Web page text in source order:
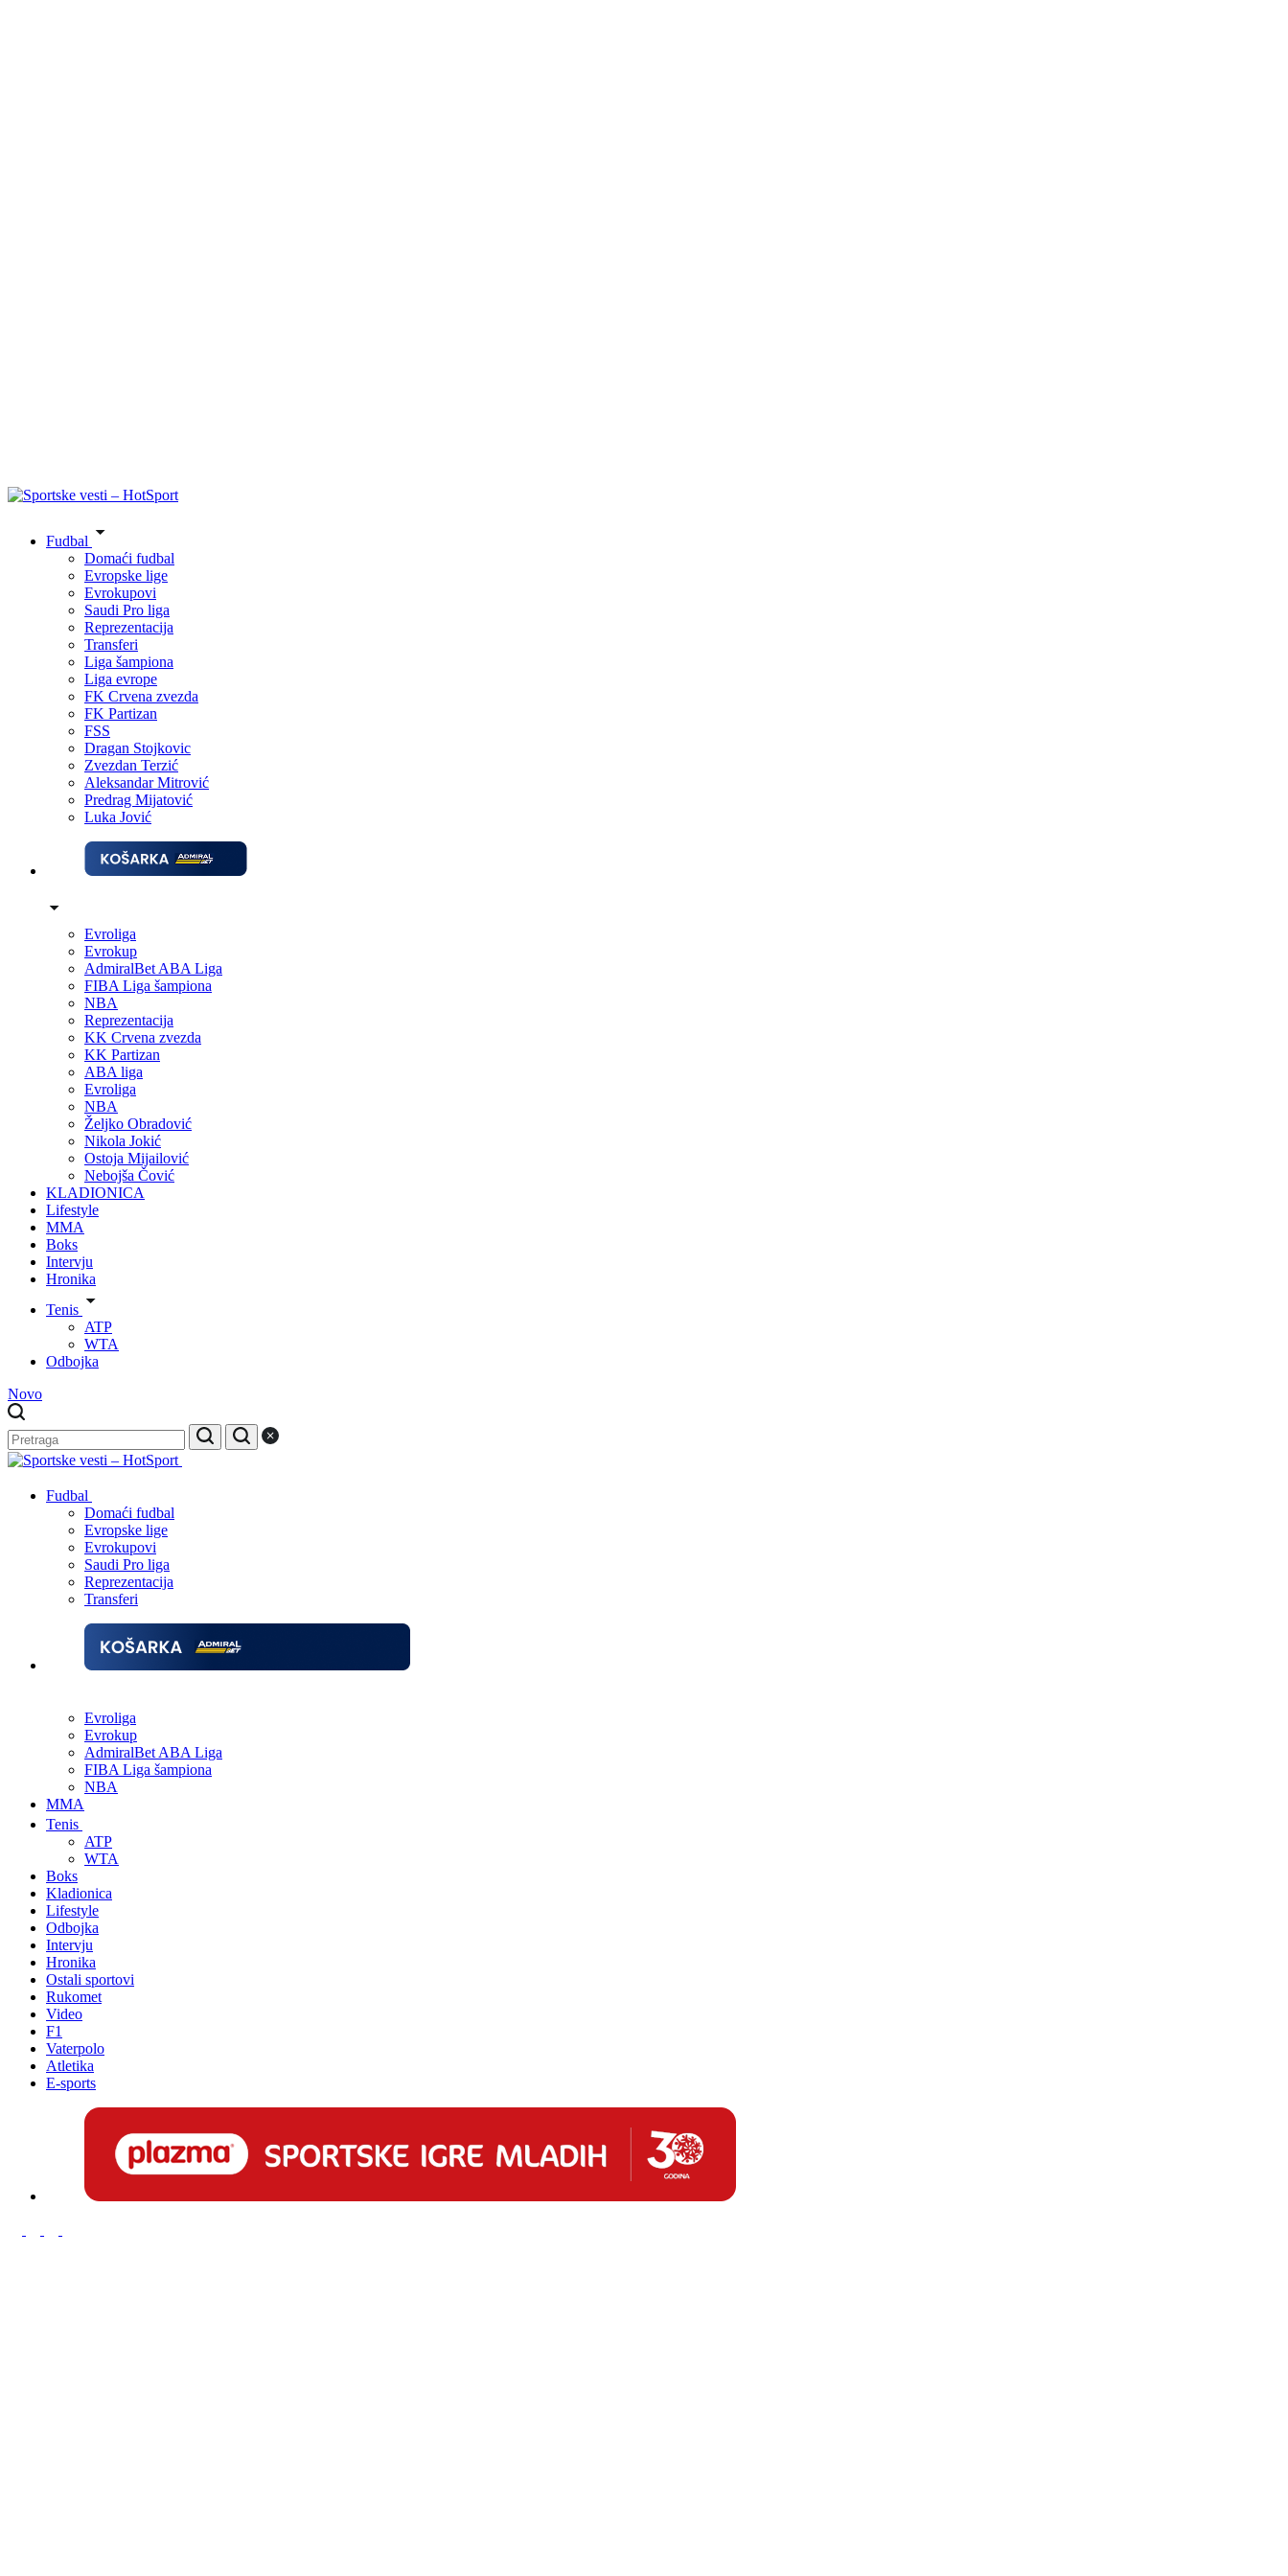
Fudbal
Domaći fudbal
Evropske lige
Evrokupovi
Saudi Pro liga
Reprezentacija
Transferi
Liga šampiona
Liga evrope
FK Crvena zvezda
FK Partizan
FSS
Dragan Stojkovic
Zvezdan Terzić
Aleksandar Mitrović
Predrag Mijatović
Luka Jović
Evroliga
Evrokup
AdmiralBet ABA Liga
FIBA Liga šampiona
NBA
Reprezentacija
KK Crvena zvezda
KK Partizan
ABA liga
Evroliga
NBA
Željko Obradović
Nikola Jokić
Ostoja Mijailović
Nebojša Čović
KLADIONICA
Lifestyle
MMA
Boks
Intervju
Hronika
Tenis
ATP
WTA
Odbojka
Novo
Fudbal
Domaći fudbal
Evropske lige
Evrokupovi
Saudi Pro liga
Reprezentacija
Transferi
Evroliga
Evrokup
AdmiralBet ABA Liga
FIBA Liga šampiona
NBA
MMA
Tenis
ATP
WTA
Boks
Kladionica
Lifestyle
Odbojka
Intervju
Hronika
Ostali sportovi
Rukomet
Video
F1
Vaterpolo
Atletika
E-sports